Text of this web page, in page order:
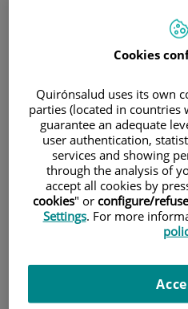
Pacientes y
Cookies
Quirónsalud uses its own
parties (located in countries
guarantee an adequate
user authentication,
services and showing
through the analysis of
accept all cookies by
cookies" or configure/
Settings. For more